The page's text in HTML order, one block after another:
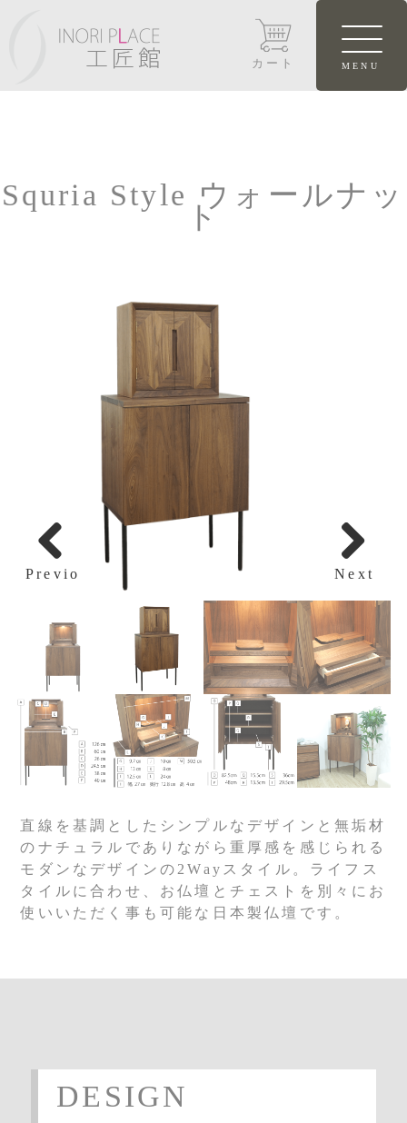
カート
Squria Style ウォールナッ
ト
Previous Next
直線を基調としたシンプルなデザインと無垢材
のナチュラルでありながら重厚感を感じられる
モダンなデザインの2Wayスタイル。ライフス
タイルに合わせ、お仏壇とチェストを別々にお
使いいただく事も可能な日本製仏壇です。
DESIGN